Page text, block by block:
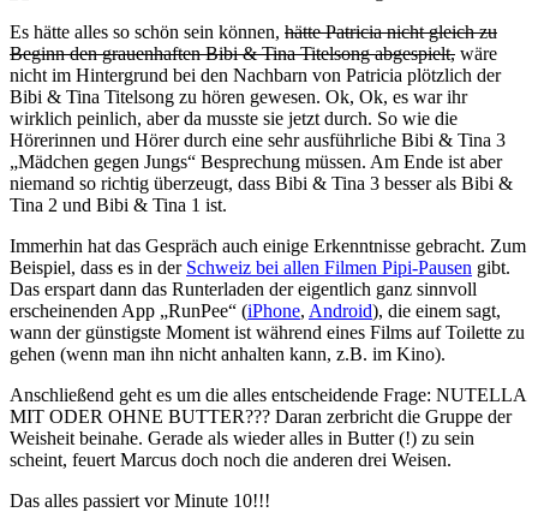
Es hätte alles so schön sein können, hätte Patricia nicht gleich zu
Beginn den grauenhaften Bibi & Tina Titelsong abgespielt, wäre
nicht im Hintergrund bei den Nachbarn von Patricia plötzlich der
Bibi & Tina Titelsong zu hören gewesen. Ok, Ok, es war ihr
wirklich peinlich, aber da musste sie jetzt durch. So wie die
Hörerinnen und Hörer durch eine sehr ausführliche Bibi & Tina 3
„Mädchen gegen Jungs“ Besprechung müssen. Am Ende ist aber
niemand so richtig überzeugt, dass Bibi & Tina 3 besser als Bibi &
Tina 2 und Bibi & Tina 1 ist.
Immerhin hat das Gespräch auch einige Erkenntnisse gebracht. Zum
Beispiel, dass es in der Schweiz bei allen Filmen Pipi-Pausen gibt.
Das erspart dann das Runterladen der eigentlich ganz sinnvoll
erscheinenden App „RunPee“ (iPhone, Android), die einem sagt,
wann der günstigste Moment ist während eines Films auf Toilette zu
gehen (wenn man ihn nicht anhalten kann, z.B. im Kino).
Anschließend geht es um die alles entscheidende Frage: NUTELLA
MIT ODER OHNE BUTTER??? Daran zerbricht die Gruppe der
Weisheit beinahe. Gerade als wieder alles in Butter (!) zu sein
scheint, feuert Marcus doch noch die anderen drei Weisen.
Das alles passiert vor Minute 10!!!